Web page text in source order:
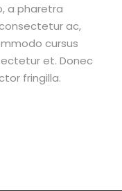
a pharetra
ac,
cursus
et. Donec
fringilla.